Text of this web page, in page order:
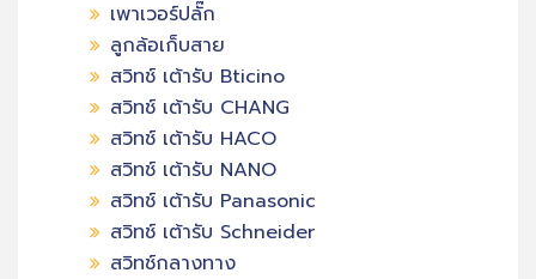
เพาเวอร์ปลั๊ก
ลูกล้อเก็บสาย
สวิทช์ เต้ารับ Bticino
สวิทช์ เต้ารับ CHANG
สวิทช์ เต้ารับ HACO
สวิทช์ เต้ารับ NANO
สวิทช์ เต้ารับ Panasonic
สวิทช์ เต้ารับ Schneider
สวิทช์กลางทาง